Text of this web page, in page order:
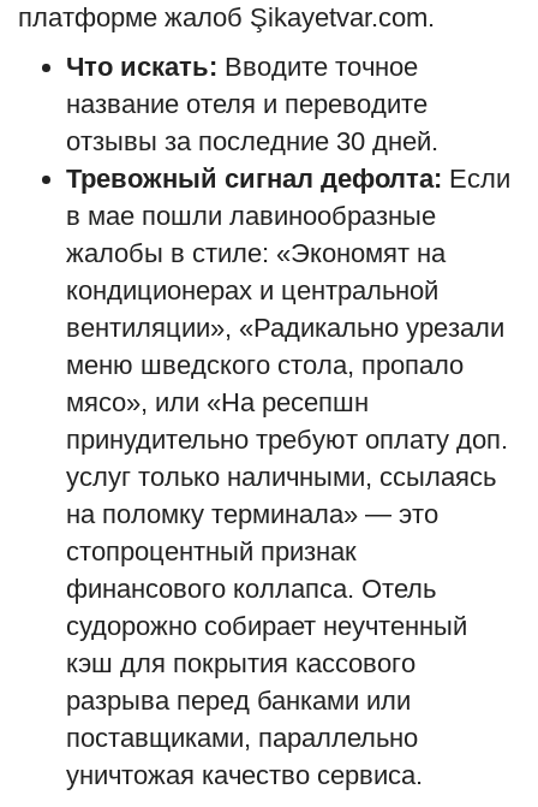
платформе жалоб Şikayetvar.com.
Что искать: Вводите точное
название отеля и переводите
отзывы за последние 30 дней.
Тревожный сигнал дефолта: Если
в мае пошли лавинообразные
жалобы в стиле: «Экономят на
кондиционерах и центральной
вентиляции», «Радикально урезали
меню шведского стола, пропало
мясо», или «На ресепшн
принудительно требуют оплату доп.
услуг только наличными, ссылаясь
на поломку терминала» — это
стопроцентный признак
финансового коллапса. Отель
судорожно собирает неучтенный
кэш для покрытия кассового
разрыва перед банками или
поставщиками, параллельно
уничтожая качество сервиса.